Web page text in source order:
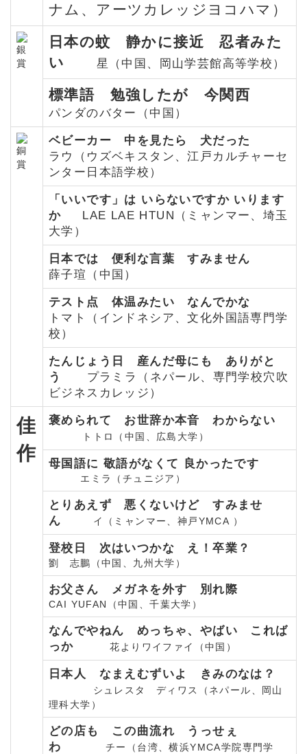
ナム、アーツカレッジヨコハマ）
日本の蚊 静かに接近 忍者みた
い
星（中国、岡山学芸館高等学校）
標準語 勉強したが 今関西
パンダのバター（中国）
ベビーカー 中を見たら 犬だった
ラウ（ウズベキスタン、江戸カルチャーセ
ンター日本語学校）
「いいです」は いらないですか いります
か
LAE LAE HTUN（ミャンマー、埼玉
大学）
日本では 便利な言葉 すみません
薛子瑄（中国）
テスト点 体温みたい なんでかな
トマト（インドネシア、文化外国語専門学
校）
たんじょう日 産んだ母にも ありがと
う
プラミラ（ネパール、専門学校穴吹
ビジネスカレッジ）
佳
作
褒められて お世辞か本音 わからない
トトロ（中国、広島大学）
母国語に 敬語がなくて 良かったです
エミラ（チュニジア）
とりあえず 悪くないけど すみませ
ん イ（ミャンマー、神戸YMCA ）
登校日 次はいつかな え！卒業？
劉 志鵬（中国、九州大学）
お父さん メガネを外す 別れ際
CAI YUFAN（中国、千葉大学）
なんでやねん めっちゃ、やばい これば
っか
花よりワイファイ（中国）
日本人 なまえむずいよ きみのなは？
シュレスタ ディワス（ネパール、岡山
理科大学）
どの店も この曲流れ うっせぇ
わ
チー（台湾、横浜YMCA学院専門学